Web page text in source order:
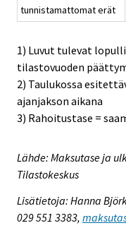
tunnistamattomat erät
1) Luvut tulevat
tilastovuoden
2) Taulukossa
ajanjakson aikana
3) Rahoitustase =
Lähde: Maksutase ja
Tilastokeskus
Lisätietoja: Hanna
029 551 3383,